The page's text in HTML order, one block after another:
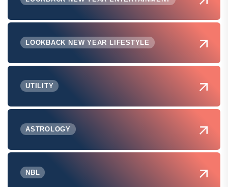
LOOKBACK NEW YEAR LIFESTYLE
UTILITY
ASTROLOGY
NBL